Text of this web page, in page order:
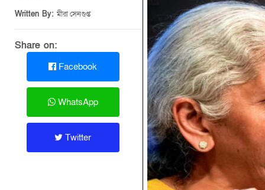
Written By:মীরা সেনগুপ্ত
Share on:
Facebook
WhatsApp
Twitter